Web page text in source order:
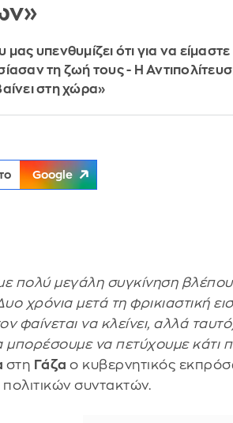
μας υπενθυμίζει ότι για να είμαστε
τη ζωή τους - Η
στη χώρα»
Google
πολύ μεγάλη συγκίνηση
χρόνια μετά τη φρικιαστική
φαίνεται να κλείνει, αλλά
μπορέσουμε να πετύχουμε κάτι
στη Γάζαο κυβερνητικός
συντακτών.